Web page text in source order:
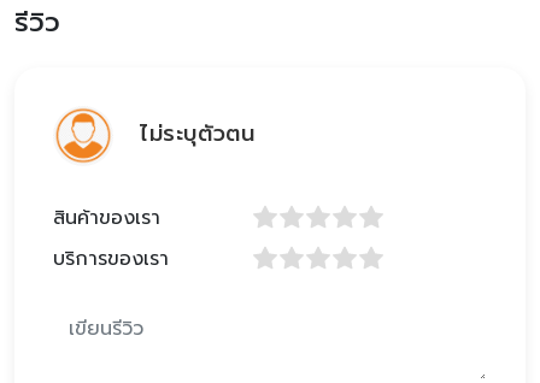
รีวิว
ไม่ระบุตัวตน
สินค้าของเรา
บริการของเรา